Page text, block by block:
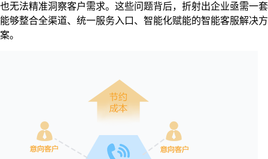
也无法精准洞察客户需求。这些问题背后，折射出企业亟需一套
能够整合全渠道、统一服务入口、智能化赋能的智能客服解决方
案。